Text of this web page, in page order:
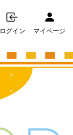
ログイン マイページ